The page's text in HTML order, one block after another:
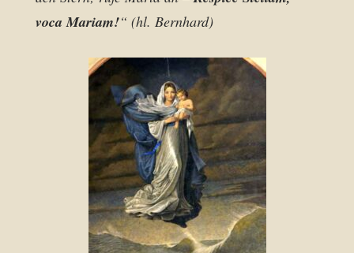
voca Mariam!“ (hl. Bernhard)